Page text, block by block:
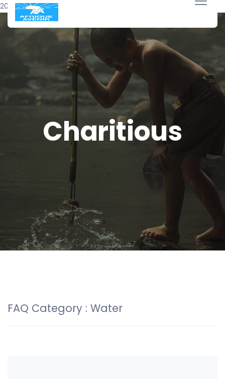
20 avril 2018
Charitious
FAQ Category : Water